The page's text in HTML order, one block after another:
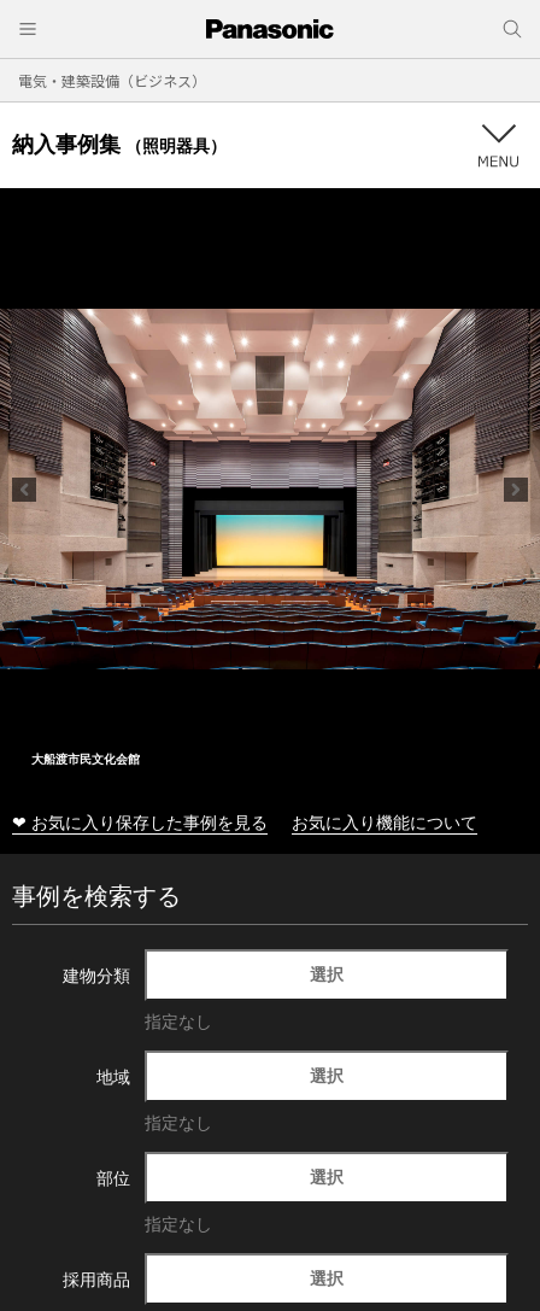
電気・建築設備（ビジネス）
納入事例集 （照明器具）
大船渡市民文化会館
❤ お気に入り保存した事例を見る お気に入り機能について
事例を検索する
建物分類 選択
指定なし
地域 選択
指定なし
部位 選択
指定なし
採用商品 選択